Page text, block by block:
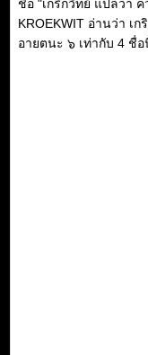
ชื่อ "เกริกวิทย์ แปลว่า
KROEKWIT อ่านว่า เ
อายตนะ ๖ เท่ากับ 4 ชื่